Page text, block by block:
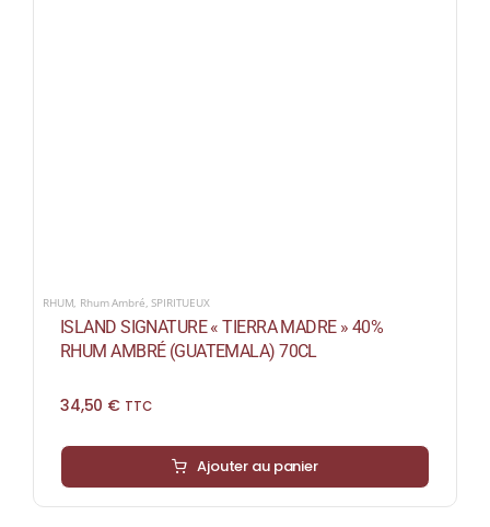
RHUM Rhum Ambré ,SPIRITUEUX
ISLAND SIGNATURE « TIERRA MADRE » 40%
RHUM AMBRÉ (GUATEMALA) 70CL
34,50 € TTC
Ajouter au panier